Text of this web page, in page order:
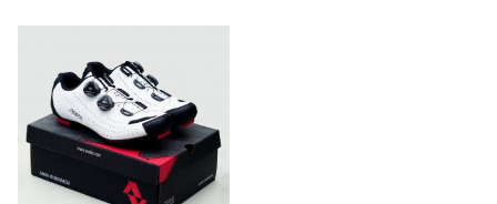
varian.
Pilihan
ini
dapat
diambil